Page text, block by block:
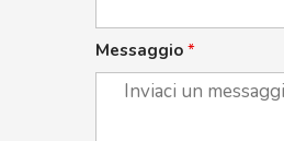
Messaggio *